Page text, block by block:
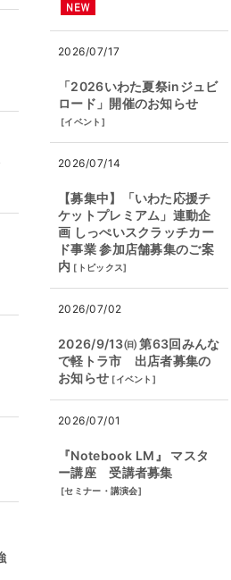
2026/07/17
「2026いわた夏祭inジュビ
ロード」開催のお知らせ
[イベント ]
2026/07/14
【募集中】「いわた応援チ
ケットプレミアム」連動企
画 しっぺいスクラッチカー
ド事業 参加店舗募集のご案
内 [ トピックス]
2026/07/02
2026/9/13㈰ 第63回みんな
で軽トラ市 出店者募集の
お知らせ [イベント ]
2026/07/01
『Notebook LM』 マスタ
ー講座 受講者募集
[セミナー・講演会]